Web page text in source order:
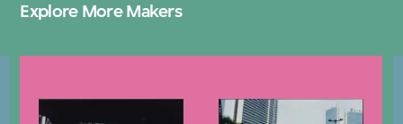
Explore More Makers